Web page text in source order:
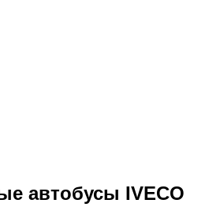
автобусы IVECO